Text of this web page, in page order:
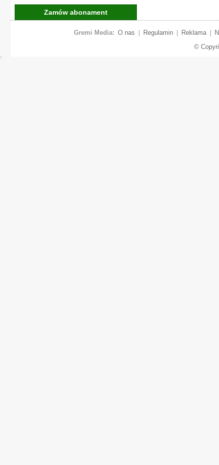
Zamów abonament
Gremi Media: O nas Regulamin Reklama
©